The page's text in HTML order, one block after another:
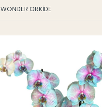
WONDER ORKIDE